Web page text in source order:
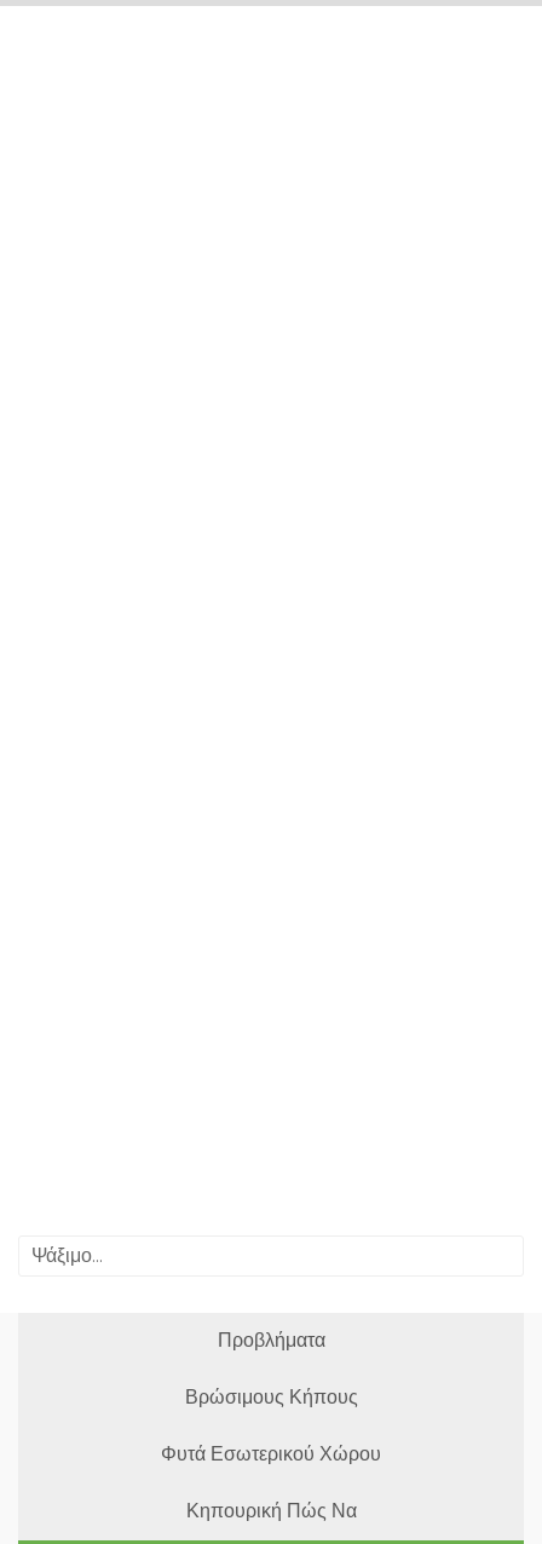
Προβλήματα
Βρώσιμους Κήπους
Φυτά Εσωτερικού Χώρου
Κηπουρική Πώς Να